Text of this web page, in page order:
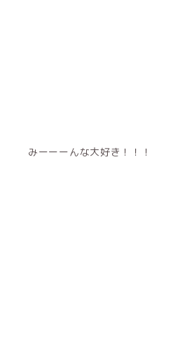
みーーーんな大好き！！！